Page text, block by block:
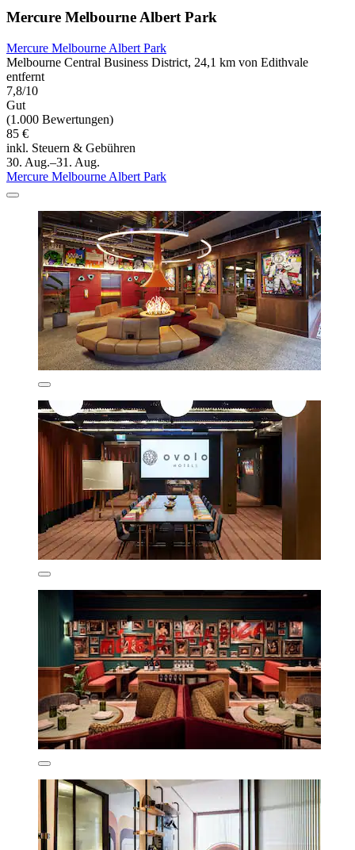
Mercure Melbourne Albert Park
Mercure Melbourne Albert Park
Melbourne Central Business District, 24,1 km von Edithvale
entfernt
7,8/10
Gut
(1.000 Bewertungen)
85 €
inkl. Steuern & Gebühren
30. Aug.–31. Aug.
Mercure Melbourne Albert Park